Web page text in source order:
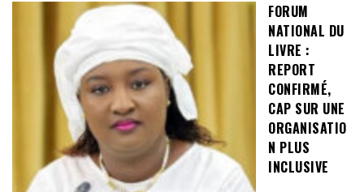
FORUM
NATIONAL DU
LIVRE :
REPORT
CONFIRMÉ,
CAP SUR UNE
ORGANISATIO
N PLUS
INCLUSIVE